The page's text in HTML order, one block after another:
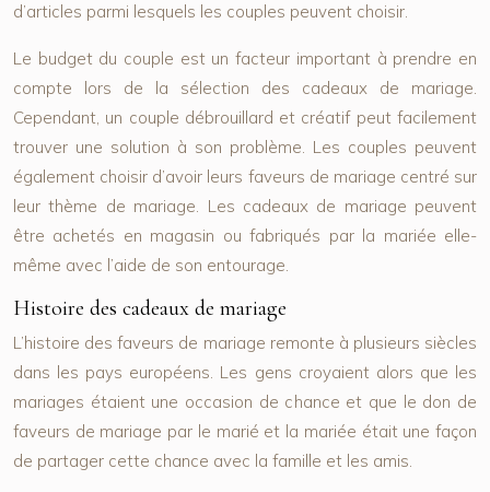
d’articles parmi lesquels les couples peuvent choisir.
Le budget du couple est un facteur important à prendre en
compte lors de la sélection des cadeaux de mariage.
Cependant, un couple débrouillard et créatif peut facilement
trouver une solution à son problème. Les couples peuvent
également choisir d’avoir leurs faveurs de mariage centré sur
leur thème de mariage. Les cadeaux de mariage peuvent
être achetés en magasin ou fabriqués par la mariée elle-
même avec l’aide de son entourage.
Histoire des cadeaux de mariage
L’histoire des faveurs de mariage remonte à plusieurs siècles
dans les pays européens. Les gens croyaient alors que les
mariages étaient une occasion de chance et que le don de
faveurs de mariage par le marié et la mariée était une façon
de partager cette chance avec la famille et les amis.